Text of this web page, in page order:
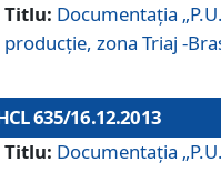
Titlu: Documentaţia
producţie, zona Triaj -
635/16.12.2013
Titlu: Documentaţia